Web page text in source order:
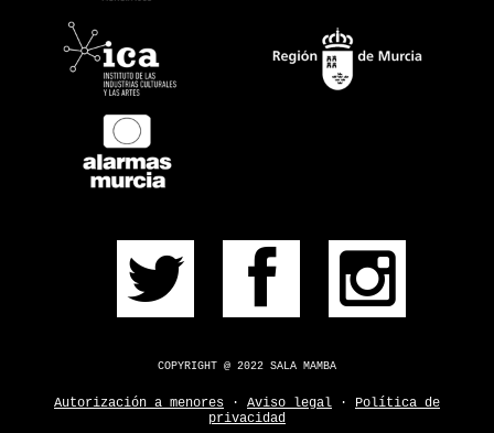
¿DUDAS?
COPYRIGHT @ 2022 SALA MAMBA
Autorización a menores · Aviso legal · Política de
privacidad